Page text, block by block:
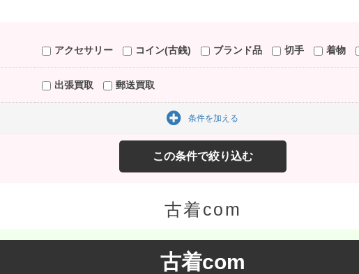
アクセサリー コイン(古銭) ブランド品 切手 着物
出張買取 郵送買取
条件を加える
古着com
古着com